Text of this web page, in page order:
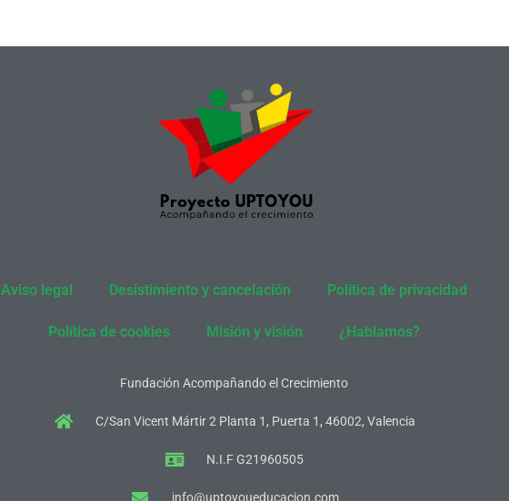
Aviso legal Desistimiento y cancelación Política de privacidad
Política de cookies Misión y visión ¿Hablamos?
Fundación Acompañando el Crecimiento
C/San Vicent Mártir 2 Planta 1, Puerta 1, 46002, Valencia
N.I.F G21960505
info@uptoyoueducacion.com